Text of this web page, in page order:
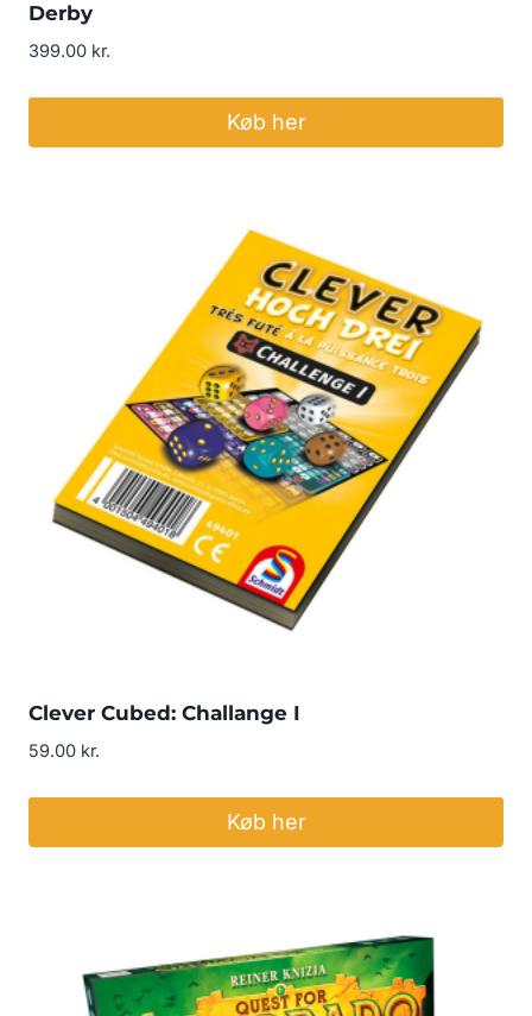
Derby
399.00 kr.
Køb her
Clever Cubed: Challange I
59.00 kr.
Køb her